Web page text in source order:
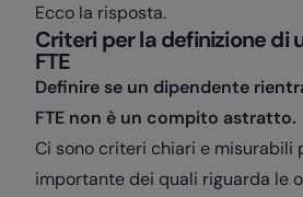
Ecco la risposta.
Criteri per la definizione di
FTE
Definire se un dipendente
FTE non è un compito astratto.
Ci sono criteri chiari e misurabili
importante dei quali riguarda le